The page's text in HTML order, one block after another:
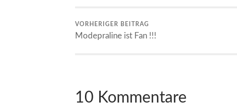
VORHERIGER BEITRAG
Modepraline ist Fan !!!
10 Kommentare